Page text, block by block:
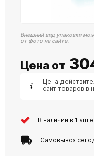
Внешний вид упаковки
от фото на сайте.
Цена от
Цена
сайт товаров в
В наличии в 1
Самовывоз